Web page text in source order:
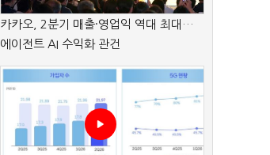
카카오, 2분기 매출·영업익 역대 최대…
에이전트 AI 수익화 관건